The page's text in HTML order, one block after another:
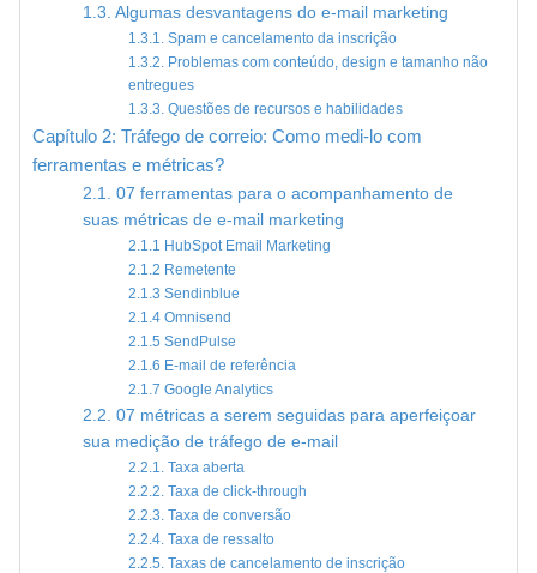
1.3. Algumas desvantagens do e-mail marketing
1.3.1. Spam e cancelamento da inscrição
1.3.2. Problemas com conteúdo, design e tamanho não
entregues
1.3.3. Questões de recursos e habilidades
Capítulo 2: Tráfego de correio: Como medi-lo com
ferramentas e métricas?
2.1. 07 ferramentas para o acompanhamento de
suas métricas de e-mail marketing
2.1.1 HubSpot Email Marketing
2.1.2 Remetente
2.1.3 Sendinblue
2.1.4 Omnisend
2.1.5 SendPulse
2.1.6 E-mail de referência
2.1.7 Google Analytics
2.2. 07 métricas a serem seguidas para aperfeiçoar
sua medição de tráfego de e-mail
2.2.1. Taxa aberta
2.2.2. Taxa de click-through
2.2.3. Taxa de conversão
2.2.4. Taxa de ressalto
2.2.5. Taxas de cancelamento de inscrição